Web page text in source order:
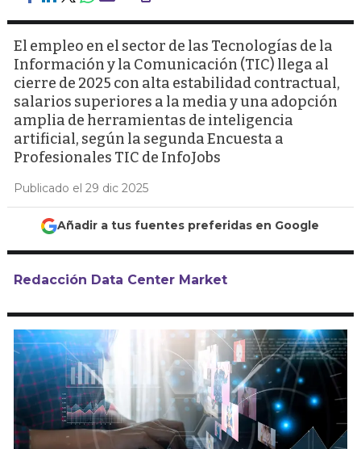
El empleo en el sector de las Tecnologías de la
Información y la Comunicación (TIC) llega al
cierre de 2025 con alta estabilidad contractual,
salarios superiores a la media y una adopción
amplia de herramientas de inteligencia
artificial, según la segunda Encuesta a
Profesionales TIC de InfoJobs
Publicado el 29 dic 2025
Añadir a tus fuentes preferidas en Google
Redacción Data Center Market